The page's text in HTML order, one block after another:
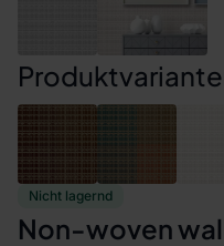
Nicht lagernd
Non-woven